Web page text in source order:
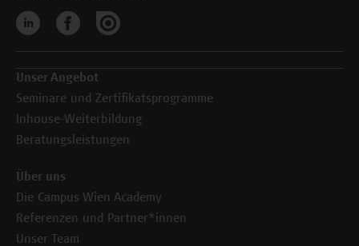
Unser Angebot
Seminare und Zertifikatsprogramme
Inhouse-Weiterbildung
Beratungsleistungen
Über uns
Die Campus Wien Academy
Referenzen und Partner*innen
Unser Team